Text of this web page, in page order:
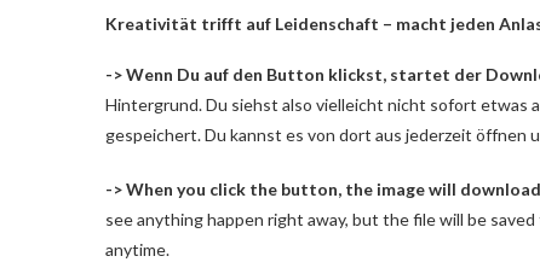
Kreativität trifft auf Leidenschaft – macht jeden
-> Wenn Du auf den Button klickst, startet der
Hintergrund. Du siehst also vielleicht nicht sofort etwas
gespeichert. Du kannst es von dort aus jederzeit öffnen
-> When you click the button, the image will
see anything happen right away, but the file will be
anytime.